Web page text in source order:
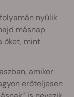
nyúlik
másnap
őket, mint
amikor
erőteljesen